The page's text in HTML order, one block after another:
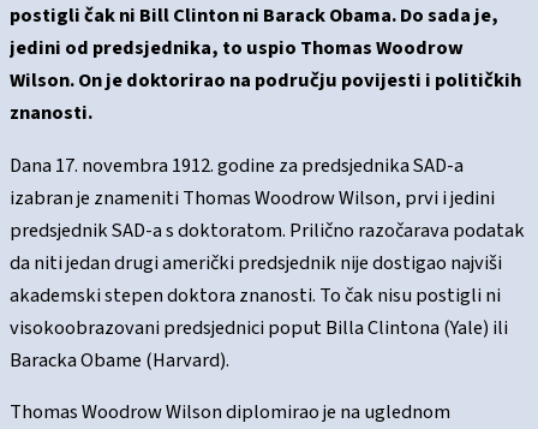
postigli čak ni Bill Clinton ni Barack Obama. Do sada je,
jedini od predsjednika, to uspio Thomas Woodrow
Wilson. On je doktorirao na području povijesti i političkih
znanosti.
Dana 17. novembra 1912. godine za predsjednika SAD-a
izabran je znameniti Thomas Woodrow Wilson, prvi i jedini
predsjednik SAD-a s doktoratom. Prilično razočarava podatak
da niti jedan drugi američki predsjednik nije dostigao najviši
akademski stepen doktora znanosti. To čak nisu postigli ni
visokoobrazovani predsjednici poput Billa Clintona (Yale) ili
Baracka Obame (Harvard).
Thomas Woodrow Wilson diplomirao je na uglednom